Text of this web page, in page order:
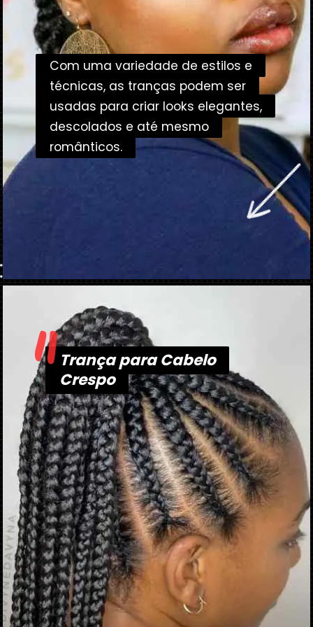
Com uma variedade de estilos e
técnicas, as tranças podem ser
usadas para criar looks elegantes,
descolados e até mesmo
românticos.
Com uma variedade de estilos e
técnicas, as tranças podem ser
usadas para criar looks elegantes,
descolados e até mesmo
românticos.
Trança para Cabelo
Crespo
Trança para Cabelo
Crespo
"